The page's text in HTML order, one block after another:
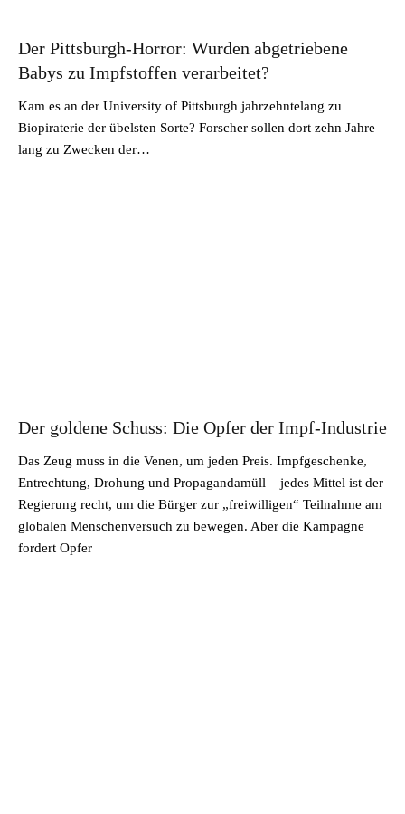
Der Pittsburgh-Horror: Wurden abgetriebene
Babys zu Impfstoffen verarbeitet?
Kam es an der University of Pittsburgh jahrzehntelang zu
Biopiraterie der übelsten Sorte? Forscher sollen dort zehn Jahre
lang zu Zwecken der…
Der goldene Schuss: Die Opfer der Impf-Industrie
Das Zeug muss in die Venen, um jeden Preis. Impfgeschenke,
Entrechtung, Drohung und Propagandamüll – jedes Mittel ist der
Regierung recht, um die Bürger zur „freiwilligen“ Teilnahme am
globalen Menschenversuch zu bewegen. Aber die Kampagne
fordert Opfer